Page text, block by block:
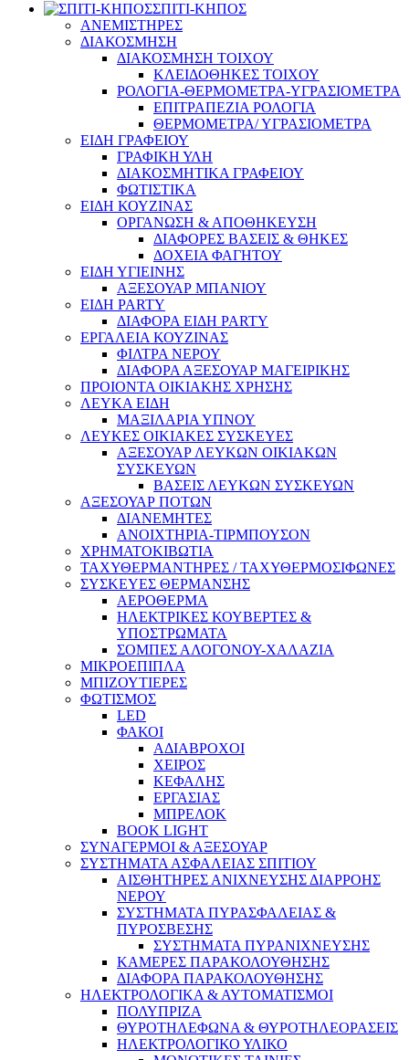
ΣΠΙΤΙ-ΚΗΠΟΣ
ΑΝΕΜΙΣΤΗΡΕΣ
ΔΙΑΚΟΣΜΗΣΗ
ΔΙΑΚΟΣΜΗΣΗ ΤΟΙΧΟΥ
ΚΛΕΙΔΟΘΗΚΕΣ ΤΟΙΧΟΥ
ΡΟΛΟΓΙΑ-ΘΕΡΜΟΜΕΤΡΑ-ΥΓΡΑΣΙΟΜΕΤΡΑ
ΕΠΙΤΡΑΠΕΖΙΑ ΡΟΛΟΓΙΑ
ΘΕΡΜΟΜΕΤΡΑ/ ΥΓΡΑΣΙΟΜΕΤΡΑ
ΕΙΔΗ ΓΡΑΦΕΙΟΥ
ΓΡΑΦΙΚΗ ΥΛΗ
ΔΙΑΚΟΣΜΗΤΙΚΑ ΓΡΑΦΕΙΟΥ
ΦΩΤΙΣΤΙΚΑ
ΕΙΔΗ ΚΟΥΖΙΝΑΣ
ΟΡΓΑΝΩΣΗ & ΑΠΟΘΗΚΕΥΣΗ
ΔΙΑΦΟΡΕΣ ΒΑΣΕΙΣ & ΘΗΚΕΣ
ΔΟΧΕΙΑ ΦΑΓΗΤΟΥ
ΕΙΔΗ ΥΓΙΕΙΝΗΣ
ΑΞΕΣΟΥΑΡ ΜΠΑΝΙΟΥ
ΕΙΔΗ PARTY
ΔΙΑΦΟΡΑ ΕΙΔΗ PARTY
ΕΡΓΑΛΕΙΑ ΚΟΥΖΙΝΑΣ
ΦΙΛΤΡΑ ΝΕΡΟΥ
ΔΙΑΦΟΡΑ ΑΞΕΣΟΥΑΡ ΜΑΓΕΙΡΙΚΗΣ
ΠΡΟΙΟΝΤΑ ΟΙΚΙΑΚΗΣ ΧΡΗΣΗΣ
ΛΕΥΚΑ ΕΙΔΗ
ΜΑΞΙΛΑΡΙΑ ΥΠΝΟΥ
ΛΕΥΚΕΣ ΟΙΚΙΑΚΕΣ ΣΥΣΚΕΥΕΣ
ΑΞΕΣΟΥΑΡ ΛΕΥΚΩΝ ΟΙΚΙΑΚΩΝ
ΣΥΣΚΕΥΩΝ
ΒΑΣΕΙΣ ΛΕΥΚΩΝ ΣΥΣΚΕΥΩΝ
ΑΞΕΣΟΥΑΡ ΠΟΤΩΝ
ΔΙΑΝΕΜΗΤΕΣ
ΑΝΟΙΧΤΗΡΙΑ-ΤΙΡΜΠΟΥΣΟΝ
ΧΡΗΜΑΤΟΚΙΒΩΤΙΑ
ΤΑΧΥΘΕΡΜΑΝΤΗΡΕΣ / ΤΑΧΥΘΕΡΜΟΣΙΦΩΝΕΣ
ΣΥΣΚΕΥΕΣ ΘΕΡΜΑΝΣΗΣ
ΑΕΡΟΘΕΡΜΑ
ΗΛΕΚΤΡΙΚΕΣ ΚΟΥΒΕΡΤΕΣ &
ΥΠΟΣΤΡΩΜΑΤΑ
ΣΟΜΠΕΣ ΑΛΟΓΟΝΟΥ-ΧΑΛΑΖΙΑ
ΜΙΚΡΟΕΠΙΠΛΑ
ΜΠΙΖΟΥΤΙΕΡΕΣ
ΦΩΤΙΣΜΟΣ
LED
ΦΑΚΟΙ
ΑΔΙΑΒΡΟΧΟΙ
ΧΕΙΡΟΣ
ΚΕΦΑΛΗΣ
ΕΡΓΑΣΙΑΣ
ΜΠΡΕΛΟΚ
BOOK LIGHT
ΣΥΝΑΓΕΡΜΟΙ & ΑΞΕΣΟΥΑΡ
ΣΥΣΤΗΜΑΤΑ ΑΣΦΑΛΕΙΑΣ ΣΠΙΤΙΟΥ
ΑΙΣΘΗΤΗΡΕΣ ΑΝΙΧΝΕΥΣΗΣ ΔΙΑΡΡΟΗΣ
ΝΕΡΟΥ
ΣΥΣΤΗΜΑΤΑ ΠΥΡΑΣΦΑΛΕΙΑΣ &
ΠΥΡΟΣΒΕΣΗΣ
ΣΥΣΤΗΜΑΤΑ ΠΥΡΑΝΙΧΝΕΥΣΗΣ
ΚΑΜΕΡΕΣ ΠΑΡΑΚΟΛΟΥΘΗΣΗΣ
ΔΙΑΦΟΡΑ ΠΑΡΑΚΟΛΟΥΘΗΣΗΣ
ΗΛΕΚΤΡΟΛΟΓΙΚΑ & ΑΥΤΟΜΑΤΙΣΜΟΙ
ΠΟΛΥΠΡΙΖΑ
ΘΥΡΟΤΗΛΕΦΩΝΑ & ΘΥΡΟΤΗΛΕΟΡΑΣΕΙΣ
ΗΛΕΚΤΡΟΛΟΓΙΚΟ ΥΛΙΚΟ